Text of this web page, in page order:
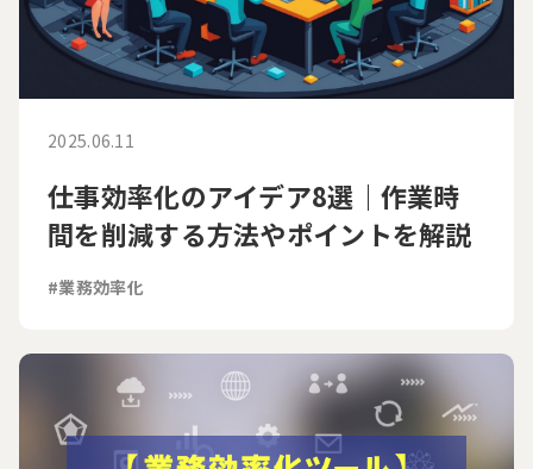
2025.06.11
仕事効率化のアイデア8選｜作業時
間を削減する方法やポイントを解説
#業務効率化